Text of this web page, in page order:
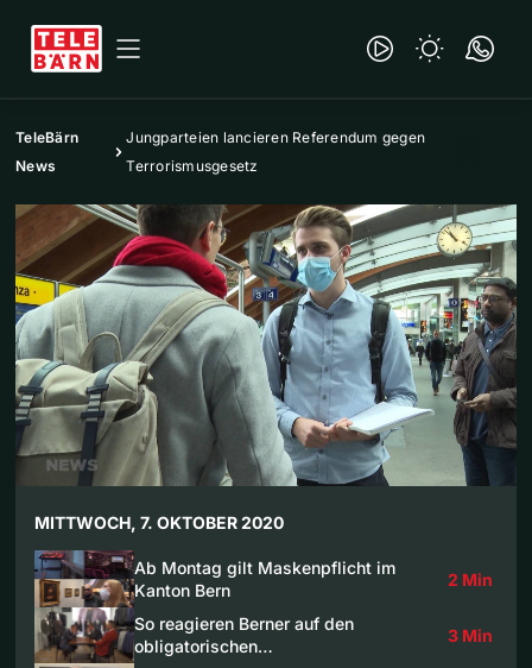
TeleBärn
News
Jungparteien lancieren Referendum gegen
Terrorismusgesetz
MITTWOCH, 7. OKTOBER 2020
Ab Montag gilt Maskenpflicht im
Kanton Bern
2 Min
So reagieren Berner auf den
obligatorischen…
3 Min